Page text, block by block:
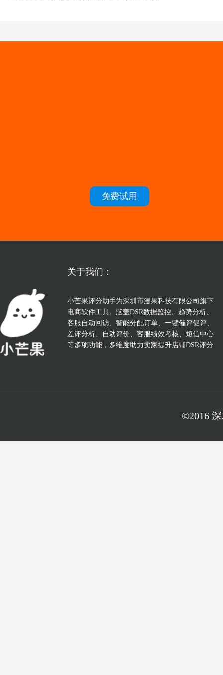
免费试用
关于我们：
小芒果评分助手为深圳市漫果科技有限公司旗下
电商软件工具。涵盖DSR数据监控、趋势分析、
客服自动回访、智能分配订单、一键催评促评、
差评分析、自动评价、客服绩效考核、短信中心
等多项功能，多维度助力卖家提升店铺DSR评分
©2016